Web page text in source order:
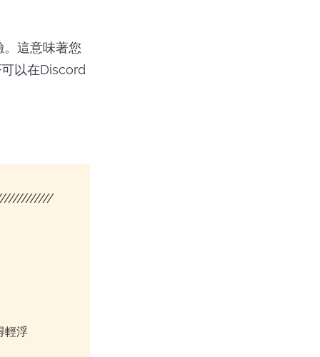
這意味著您
以在Discord
輕浮